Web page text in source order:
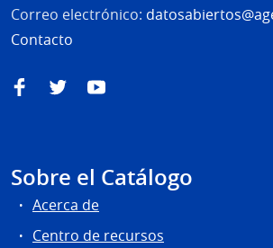
Correo electrónico:
Contacto
FacebookTwitterYouTube
Sobre el Catálogo
Acerca de
Centro de recursos